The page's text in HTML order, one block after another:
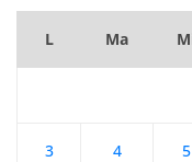
L Ma
3 4 5